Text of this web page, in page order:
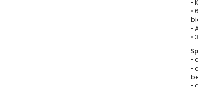
•
•
•
•
•
•